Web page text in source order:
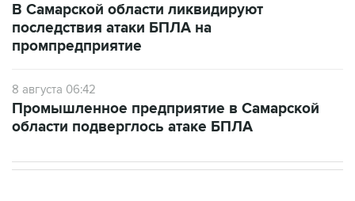
В Самарской области ликвидируют
последствия атаки БПЛА на
промпредприятие
8 августа 06:42
Промышленное предприятие в Самарской
области подверглось атаке БПЛА